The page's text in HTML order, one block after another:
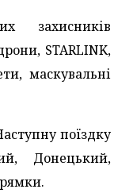
захисників
STARLINK,
маскувальні
поїздку
Донецький,